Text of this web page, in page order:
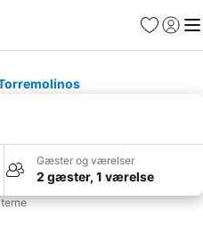
Favoritter
Log ind
Gæster og værelser
2 gæster, 1 værelse